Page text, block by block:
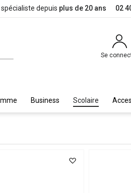
depuis plus de 20 ans 02
Se
Business Scolaire